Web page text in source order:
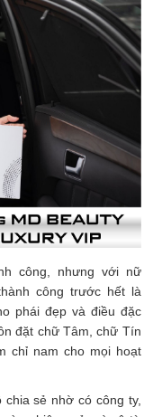
công, nhưng với nữ
công trước hết là
phái đẹp và điều đặc
đặt chữ Tâm, chữ Tín
chỉ nam cho mọi hoạt
sẻ nhờ có công ty,